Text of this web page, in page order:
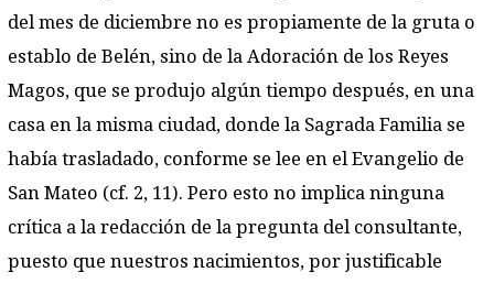
del mes de diciembre no es propiamente de la gruta o
establo de Belén, sino de la Adoración de los Reyes
Magos, que se produjo algún tiempo después, en una
casa en la misma ciudad, donde la Sagrada Familia se
había trasladado, conforme se lee en el Evangelio de
San Mateo (cf. 2, 11). Pero esto no implica ninguna
crítica a la redacción de la pregunta del consultante,
puesto que nuestros nacimientos, por justificable